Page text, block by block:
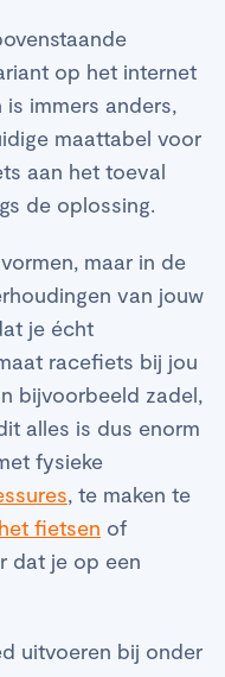
op het internet
immers anders,
maattabel voor
aan het toeval
de oplossing.
maar in de
van jouw
je écht
racefiets bij jou
bijvoorbeeld zadel,
alles is dus enorm
fysieke
, te maken te
fietsen of
dat je op een
uitvoeren bij onder